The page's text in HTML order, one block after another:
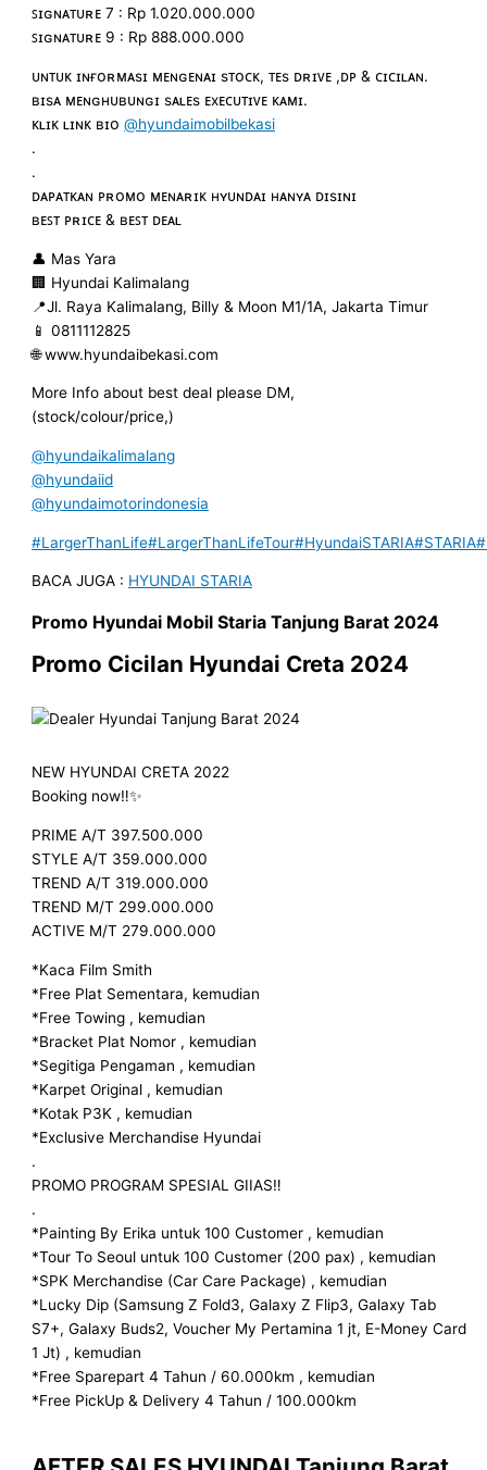
ꜱɪɢɴᴀᴛᴜʀᴇ 7 : Rp 1.020.000.000
ꜱɪɢɴᴀᴛᴜʀᴇ 9 : Rp 888.000.000
ᴜɴᴛᴜᴋ ɪɴғᴏʀᴍᴀsɪ ᴍᴇɴɢᴇɴᴀɪ sᴛᴏᴄᴋ, ᴛᴇs ᴅʀɪᴠᴇ ,ᴅᴘ & ᴄɪᴄɪʟᴀɴ.
ʙɪsᴀ ᴍᴇɴɢʜᴜʙᴜɴɢɪ sᴀʟᴇs ᴇxᴇᴄᴜᴛɪᴠᴇ ᴋᴀᴍɪ.
ᴋʟɪᴋ ʟɪɴᴋ ʙɪᴏ@hyundaimobilbekasi
.
.
ᴅᴀᴘᴀᴛᴋᴀɴ ᴘʀᴏᴍᴏ ᴍᴇɴᴀʀɪᴋ ʜʏᴜɴᴅᴀɪ ʜᴀɴʏᴀ ᴅɪsɪɴɪ
ʙᴇꜱᴛ ᴘʀɪᴄᴇ & ʙᴇꜱᴛ ᴅᴇᴀʟ
👤 Mas Yara
🏢 Hyundai Kalimalang
📍Jl. Raya Kalimalang, Billy & Moon M1/1A, Jakarta Timur
📱 0811112825
🌐 www.hyundaibekasi.com
More Info about best deal please DM,
(stock/colour/price,)
@hyundaikalimalang
@hyundaiid
@hyundaimotorindonesia
#LargerThanLife#LargerThanLifeTour#HyundaiSTARIA#STARIA
BACA JUGA : HYUNDAI STARIA
Promo Hyundai Mobil StariaTanjung Barat 2024
Promo Cicilan Hyundai Creta 2024
NEW HYUNDAI CRETA 2022
Booking now‼️✨
PRIME A/T 397.500.000
STYLE A/T 359.000.000
TREND A/T 319.000.000
TREND M/T 299.000.000
ACTIVE M/T 279.000.000
*Kaca Film Smith
*Free Plat Sementara, kemudian
*Free Towing , kemudian
*Bracket Plat Nomor , kemudian
*Segitiga Pengaman , kemudian
*Karpet Original , kemudian
*Kotak P3K , kemudian
*Exclusive Merchandise Hyundai
.
PROMO PROGRAM SPESIAL GIIAS‼️
.
*Painting By Erika untuk 100 Customer , kemudian
*Tour To Seoul untuk 100 Customer (200 pax) , kemudian
*SPK Merchandise (Car Care Package) , kemudian
*Lucky Dip (Samsung Z Fold3, Galaxy Z Flip3, Galaxy Tab
S7+, Galaxy Buds2, Voucher My Pertamina 1 jt, E-Money Card
1 Jt) , kemudian
*Free Sparepart 4 Tahun / 60.000km , kemudian
*Free PickUp & Delivery 4 Tahun / 100.000km